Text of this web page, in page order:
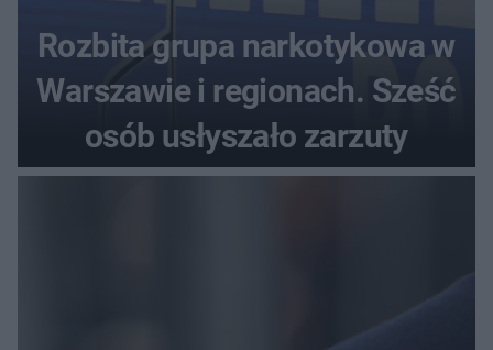
Rozbita grupa narkotykowa w
Warszawie i regionach. Sześć
osób usłyszało zarzuty